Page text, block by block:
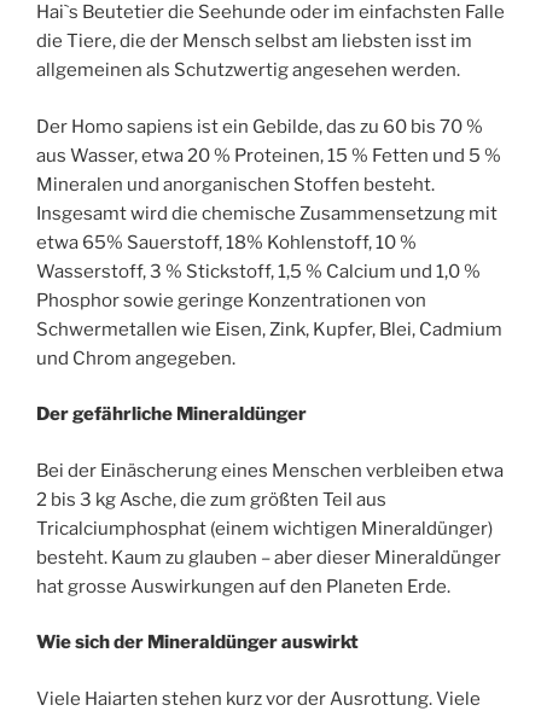
Hai`s Beutetier die Seehunde oder im einfachsten Falle
die Tiere, die der Mensch selbst am liebsten isst im
allgemeinen als Schutzwertig angesehen werden.
Der Homo sapiens ist ein Gebilde, das zu 60 bis 70 %
aus Wasser, etwa 20 % Proteinen, 15 % Fetten und 5 %
Mineralen und anorganischen Stoffen besteht.
Insgesamt wird die chemische Zusammensetzung mit
etwa 65% Sauerstoff, 18% Kohlenstoff, 10 %
Wasserstoff, 3 % Stickstoff, 1,5 % Calcium und 1,0 %
Phosphor sowie geringe Konzentrationen von
Schwermetallen wie Eisen, Zink, Kupfer, Blei, Cadmium
und Chrom angegeben.
Der gefährliche Mineraldünger
Bei der Einäscherung eines Menschen verbleiben etwa
2 bis 3 kg Asche, die zum größten Teil aus
Tricalciumphosphat (einem wichtigen Mineraldünger)
besteht. Kaum zu glauben – aber dieser Mineraldünger
hat grosse Auswirkungen auf den Planeten Erde.
Wie sich der Mineraldünger auswirkt
Viele Haiarten stehen kurz vor der Ausrottung. Viele